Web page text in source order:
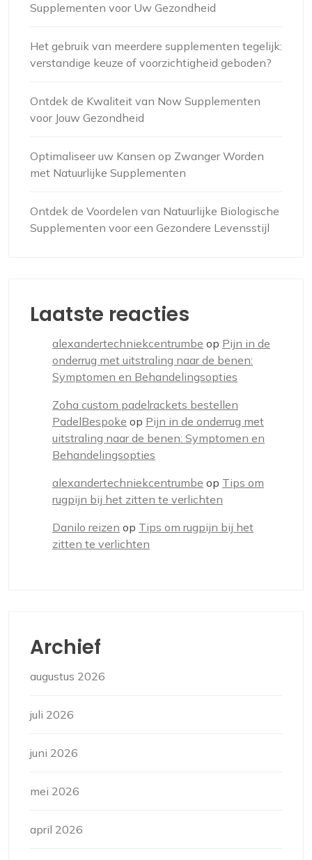
Supplementen voor Uw Gezondheid
Het gebruik van meerdere supplementen tegelijk:
verstandige keuze of voorzichtigheid geboden?
Ontdek de Kwaliteit van Now Supplementen
voor Jouw Gezondheid
Optimaliseer uw Kansen op Zwanger Worden
met Natuurlijke Supplementen
Ontdek de Voordelen van Natuurlijke Biologische
Supplementen voor een Gezondere Levensstijl
Laatste reacties
alexandertechniekcentrumbe op Pijn in de
onderrug met uitstraling naar de benen:
Symptomen en Behandelingsopties
Zoha custom padelrackets bestellen
PadelBespoke op Pijn in de onderrug met
uitstraling naar de benen: Symptomen en
Behandelingsopties
alexandertechniekcentrumbe op Tips om
rugpijn bij het zitten te verlichten
Danilo reizen op Tips om rugpijn bij het
zitten te verlichten
Archief
augustus 2026
juli 2026
juni 2026
mei 2026
april 2026